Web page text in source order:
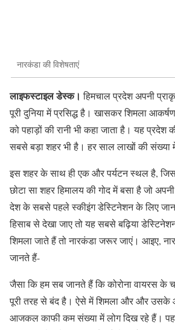
नारकंडा की विशेषताएं
लाइफस्टाइल डेस्क। हिमचाल प्रदेश अपनी
पूरी दुनिया में प्रसिद्ध है। खासकर शिमला
को पहाड़ों की रानी भी कहा जाता है। यह प्रदेश
सबसे बड़ा शहर भी है। हर साल लाखों की संख्या
इस शहर के साथ ही एक और पर्यटन स्थल है,
छोटा सा शहर हिमालय की गोद में बसा है जो
देश के सबसे पहले स्कीइंग डेस्टिनेशन के लिए
हिसाब से देखा जाए तो यह सबसे बढ़िया
शिमला जाते हैं तो नारकंडा जरूर जाएं। आइए,
जानते हैं-
जैसा कि हम सब जानते हैं कि कोरोना वायरस के
पूरी तरह से बंद है। ऐसे में शिमला और और उसके
आजकल काफी कम संख्या में लोग दिख रहे हैं।